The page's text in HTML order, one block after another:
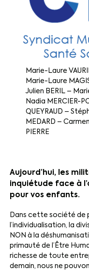
Marie-Laure
Marie-Laure
Julien BERIL –
Nadia MERCIER-
QUEYRAUD –
MEDARD –
PIERRE
Aujourd’hui, les
inquiétude face à
pour vos enfants.
Dans cette société de
l’individualisation, la
NON à la
primauté de l’Être
richesse de toute
demain, nous ne